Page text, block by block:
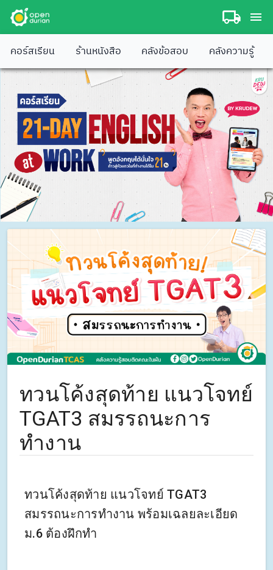
คอร์สเรียน ร้านหนังสือ คลังข้อสอบ คลังความรู้
ทวนโค้งสุดท้าย แนวโจทย์
TGAT3 สมรรถนะการ
ทำงาน
ทวนโค้งสุดท้าย แนวโจทย์ TGAT3
สมรรถนะการทำงาน พร้อมเฉลยละเอียด
ม.6 ต้องฝึกทำ